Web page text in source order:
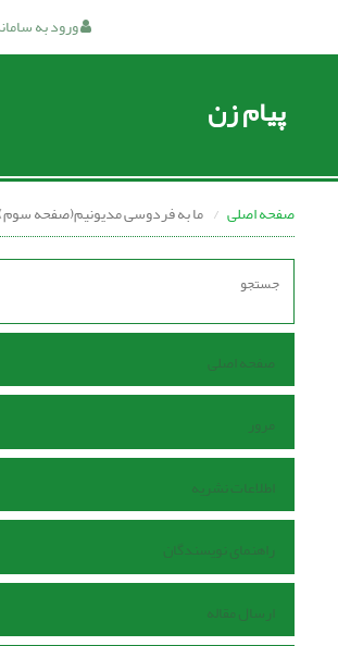
ورود به
پیام زن
صفحه اصلی ما به فردوسی مدیونیم(صفحه
صفحه اصلی
مرور
اطلاعات نشریه
راهنمای نویسندگان
ارسال مقاله